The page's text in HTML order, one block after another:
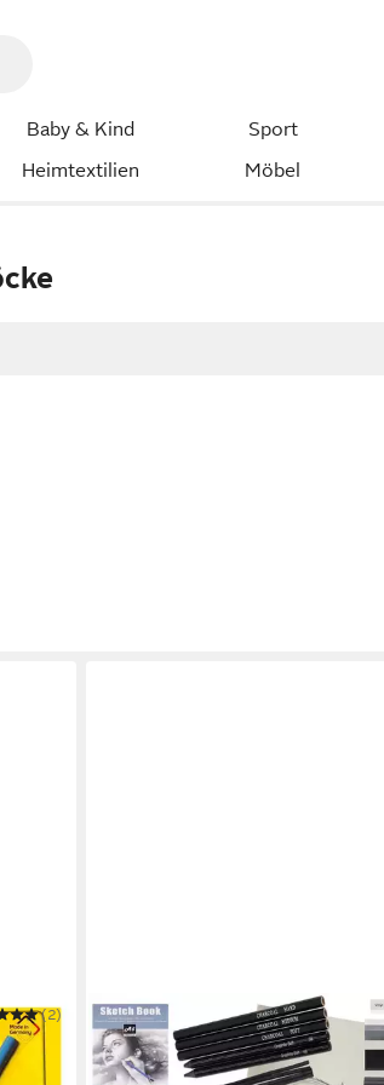
Baby & Kind Sport
Heimtextilien Möbel
m²,
(2)